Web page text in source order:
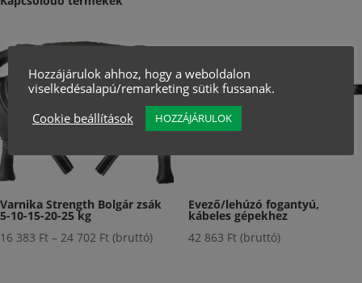
Varnika Strength Bolgár zsák
5-10-15-20-25 kg
16 383 Ft – 24 702 FtÁrtartomány:
(bruttó)
Evező/lehúzó fogantyú,
kábeles gépekhez
42 863 Ft (bruttó)
Hozzájárulok ahhoz, hogy a weboldalon
viselkedésalapú/remarketing sütik fussanak.
Cookie beállítások
HOZZÁJÁRULOK